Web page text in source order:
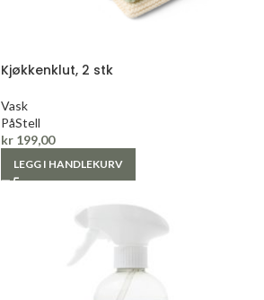
Kjøkkenklut, 2 stk
Vask
PåStell
kr199,00
LEGG I HANDLEKURV